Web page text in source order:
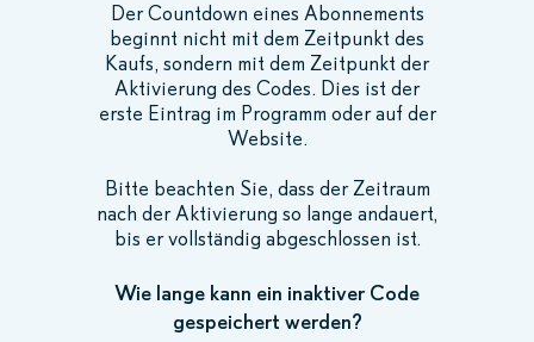
Der Countdown eines Abonnements
beginnt nicht mit dem Zeitpunkt des
Kaufs, sondern mit dem Zeitpunkt der
Aktivierung des Codes. Dies ist der
erste Eintrag im Programm oder auf der
Website.
Bitte beachten Sie, dass der Zeitraum
nach der Aktivierung so lange andauert,
bis er vollständig abgeschlossen ist.
Wie lange kann ein inaktiver Code
gespeichert werden?